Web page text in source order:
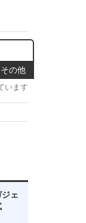
その他
います
ジェ